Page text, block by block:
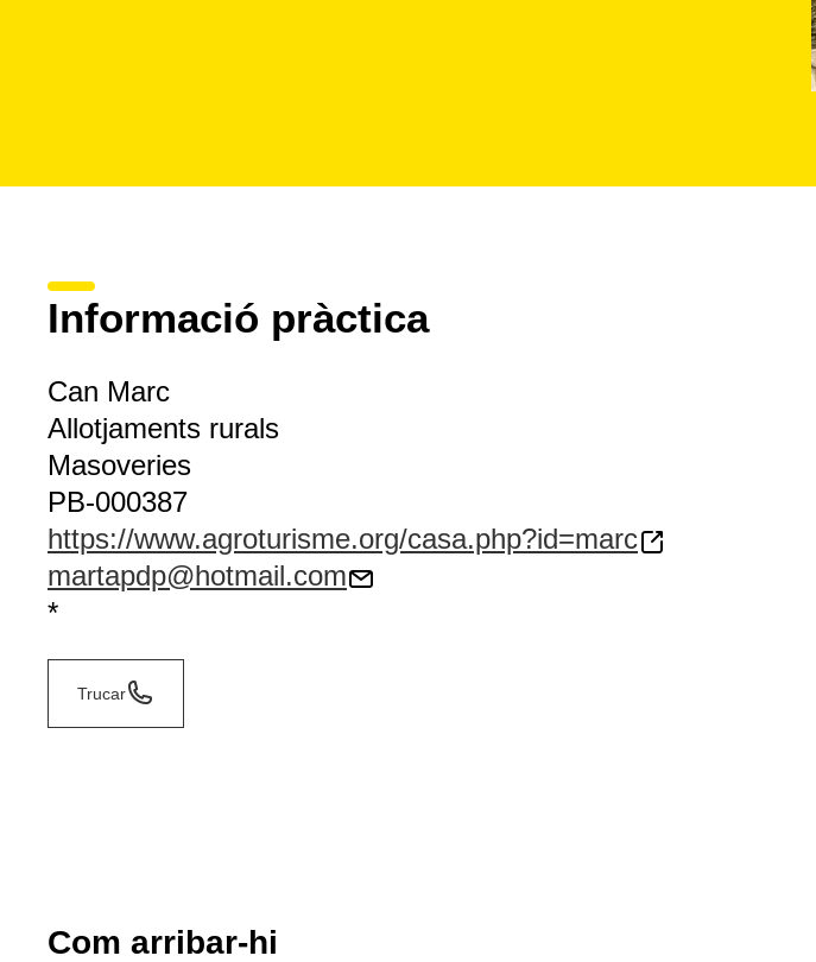
Informació pràctica
Can Marc
Allotjaments rurals
Masoveries
PB-000387
https://www.agroturisme.org/casa.php?id=marc
martapdp@hotmail.com
*
Trucar
Com arribar-hi